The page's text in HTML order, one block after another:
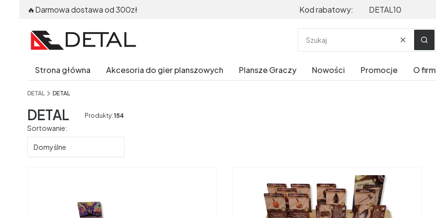
🔥Darmowa dostawa od 300zł Kod rabatowy: DETAL10
Wyczyść
Strona główna Akcesoria do gier planszowych Plansze Graczy Nowości Promocje
O
DETAL DETAL
DETAL Produkty: 154
Lista produktów
Sortowanie:
Domyślne